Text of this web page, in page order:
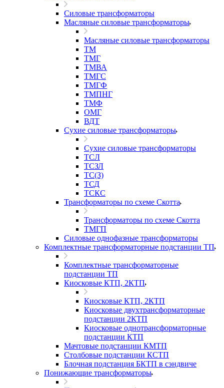
Силовые трансформаторы
Масляные силовые трансформаторы
Масляные силовые трансформаторы
ТМ
ТМГ
ТМВА
ТМГС
ТМГФ
ТМПНГ
ТМФ
ОМГ
ВДТ
Сухие силовые трансформаторы
Сухие силовые трансформаторы
ТСЛ
ТСЗЛ
ТС(З)
ТСД
ТСКС
Трансформаторы по схеме Скотта
Трансформаторы по схеме Скотта
ТМГП
Силовые однофазные трансформаторы
Комплектные трансформаторные подстанции ТП
Комплектные трансформаторные
подстанции ТП
Киосковые КТП, 2КТП
Киосковые КТП, 2КТП
Киосковые двухтрансформаторные
подстанции 2КТП
Киосковые однотрансформаторные
подстанции КТП
Мачтовые подстанции КМТП
Столбовые подстанции КСТП
Блочная подстанция БКТП в сэндвиче
Понижающие трансформаторы